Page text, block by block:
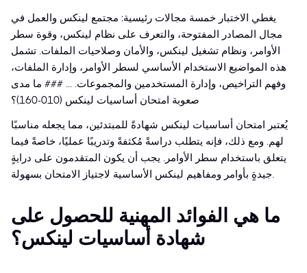
يغطي الاختبار خمسة مجالات رئيسية: مجتمع لينكس والعمل في
مجال المصادر المفتوحة، والتعرف على نظام لينكس، وقوة سطر
الأوامر، ونظام تشغيل لينكس، والأمان وصلاحيات الملفات. تشمل
هذه المواضيع الاستخدام الأساسي لسطر الأوامر، وإدارة الملفات،
وفهم التراخيص، وإدارة المستخدمين والمجموعات. ... ### ما مدى
صعوبة امتحان أساسيات لينكس (010-160)؟
يُعتبر امتحان أساسيات لينكس شهادةً للمبتدئين، مما يجعله مناسبًا
لهم. ومع ذلك، فإنه يتطلب دراسةً مُكثفةً وتدريبًا عمليًا، خاصةً فيما
يتعلق باستخدام سطر الأوامر. يجب أن يكون المتقدمون على درايةٍ
جيدةٍ بأوامر ومفاهيم لينكس الأساسية لاجتياز الامتحان بسهولة.
ما هي الفوائد المهنية للحصول على
شهادة أساسيات لينكس؟